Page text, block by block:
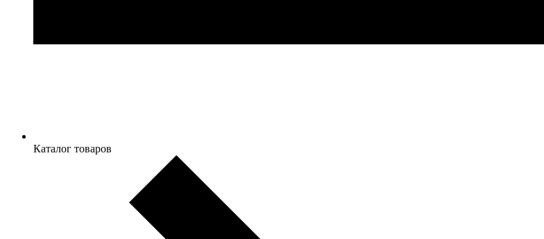
Каталог товаров